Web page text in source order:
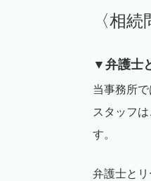
〈相
▼弁護士
当事務所
スタッフ
す。
弁護士と